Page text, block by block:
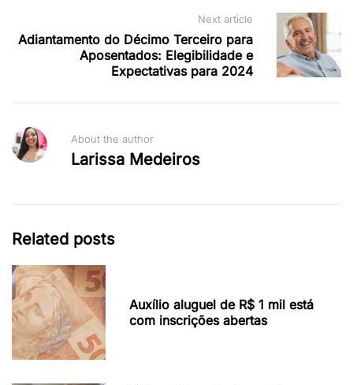
Next article
Adiantamento do Décimo Terceiro para
Aposentados: Elegibilidade e
Expectativas para 2024
About the author
Larissa Medeiros
Related posts
Auxílio aluguel de R$ 1 mil está
com inscrições abertas